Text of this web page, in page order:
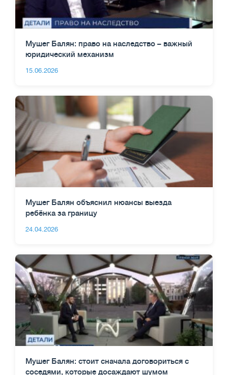
Мушег Балян: право на наследство – важный
юридический механизм
15.06.2026
Мушег Балян объяснил нюансы выезда
ребёнка за границу
24.04.2026
Мушег Балян: стоит сначала договориться с
соседями, которые досаждают шумом